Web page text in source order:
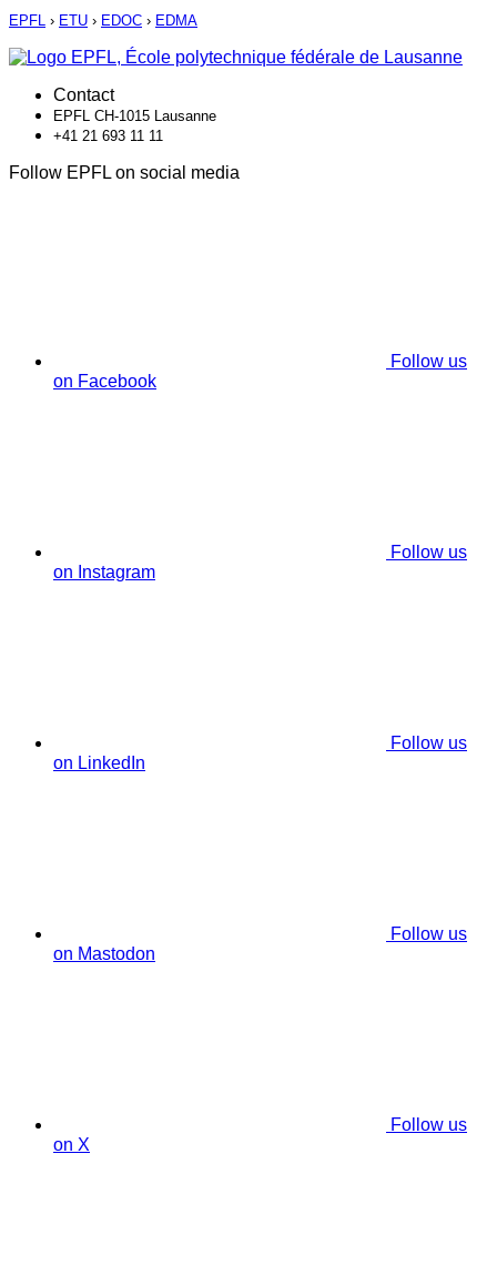
EPFL › ETU › EDOC › EDMA
Contact
EPFL CH-1015 Lausanne
+41 21 693 11 11
Follow EPFL on social media
Follow us
on Facebook
Follow us
on Instagram
Follow us
on LinkedIn
Follow us
on Mastodon
Follow us
on X